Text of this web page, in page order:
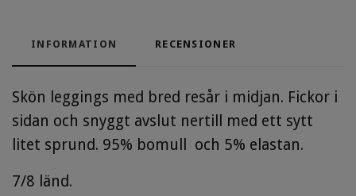
INFORMATION RECENSIONER
Skön leggings med bred resår i midjan. Fickor i
sidan och snyggt avslut nertill med ett sytt
litet sprund. 95% bomull och 5% elastan.
7/8 länd.